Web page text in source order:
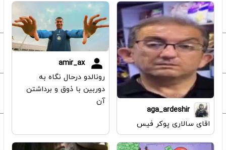
aga_ardeshir
اقای سالاری پوکر فیس
amir_ax
رونالدو درحال نگاه به
دوربین با ذوق و برداشتن
آن